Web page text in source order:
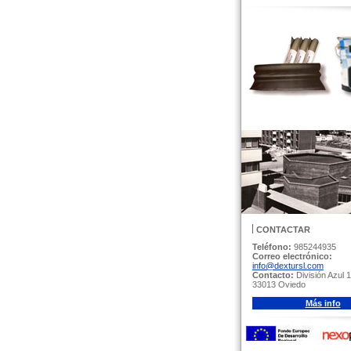
CONTACTAR
Teléfono: 985244935
Correo electrónico:
info@dextursl.com
Contacto: División Azul
33013 Oviedo
Más info